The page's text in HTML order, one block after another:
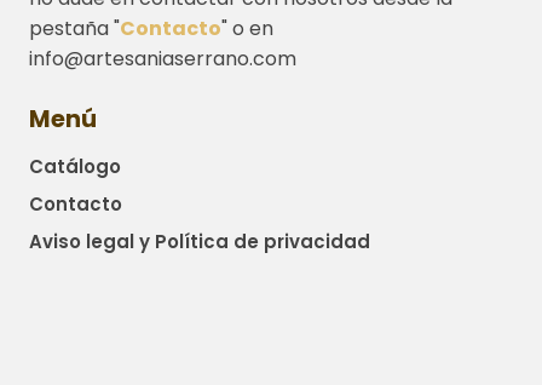
pestaña "Contacto" o en
info@artesaniaserrano.com
Menú
Catálogo
Contacto
Aviso legal y Política de privacidad